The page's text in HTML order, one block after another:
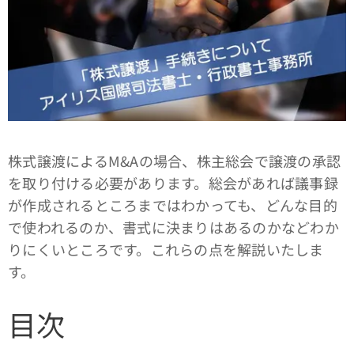
株式譲渡によるM&Aの場合、株主総会で譲渡の承認
を取り付ける必要があります。総会があれば議事録
が作成されるところまではわかっても、どんな目的
で使われるのか、書式に決まりはあるのかなどわか
りにくいところです。これらの点を解説いたしま
す。
目次